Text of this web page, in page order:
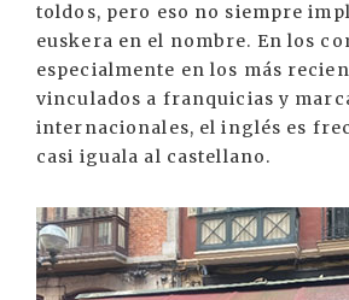
toldos, pero eso no siempre
euskera en el nombre. En los
especialmente en los más
vinculados a franquicias y
internacionales, el inglés es
casi iguala al castellano.